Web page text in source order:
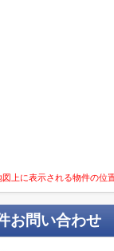
上に表示される物件の位
お問い合わせ